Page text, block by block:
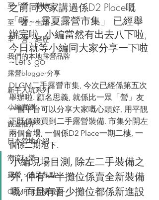
至「營」潮物
至「營」生活
至「營」經歷
我們的本地露營品牌
露營blogger分享
新手入坑系列
小編實測
旅遊推介
日本營地介紹
潮流玩樂
露營・遠足熱點
CAMPER音樂電影
之前同大家講過係D2 Place嘅
「呀~~露夏露營市集」 已經舉
辦完啦. 小編當然有出去八下啦,
今日就等小編同大家分享一下啦
~Let's go
DLGM二手露營市集, 今次已經係第五次
舉辦啦. 顧名思義, 就係比一眾「營」友
一個平台可以分享大家嘅心頭好, 用平靚
正既價錢買到二手露營裝備. 市集分開左
兩個會場, 一個係D2 Place一期二樓, 一
個係二期地下.
小編現場目測, 除左二手裝備之
外, 仲有一半攤位係賣全新裝備
嘅. 而且有吾少攤位都係新進設